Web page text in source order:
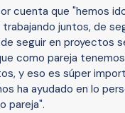
cuenta que "hemos
juntos, de
seguir en proyectos
como pareja
y eso es súper
ha ayudado en lo
pareja".